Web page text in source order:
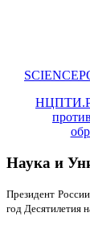
Наука и
Президент
год Десятилетия